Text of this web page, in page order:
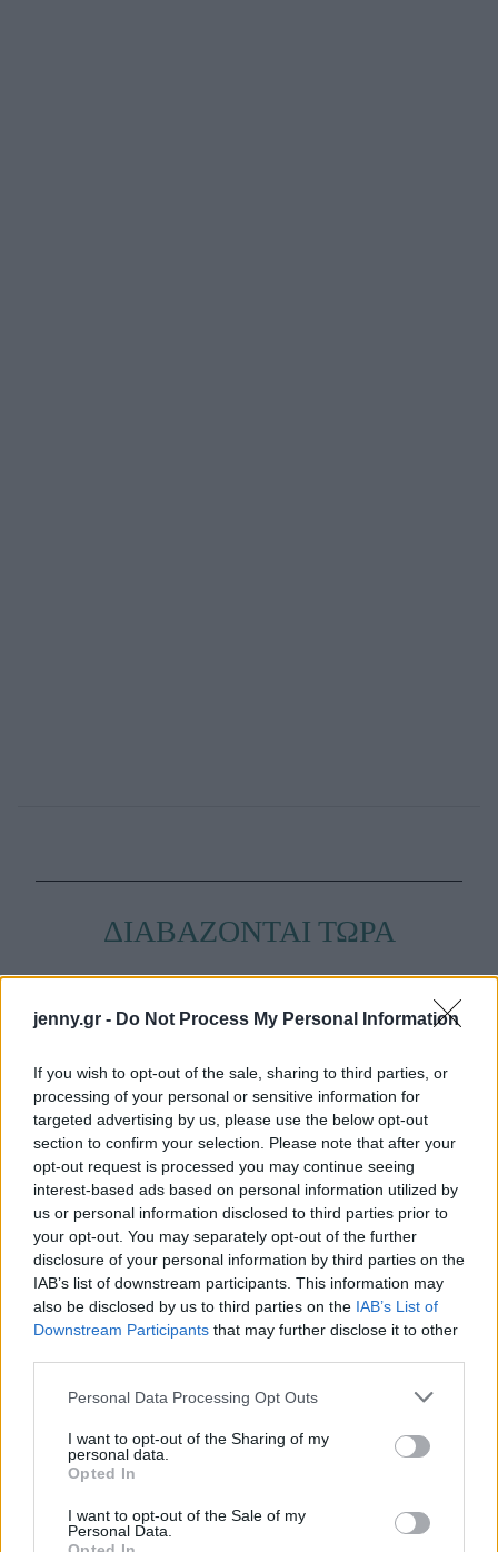
jenny.gr - Do Not Process My Personal Information
If you wish to opt-out of the sale, sharing to third parties, or
processing of your personal or sensitive information for
targeted advertising by us, please use the below opt-out
section to confirm your selection. Please note that after your
opt-out request is processed you may continue seeing
interest-based ads based on personal information utilized by
us or personal information disclosed to third parties prior to
your opt-out. You may separately opt-out of the further
disclosure of your personal information by third parties on the
IAB’s list of downstream participants. This information may
also be disclosed by us to third parties on the IAB’s List of
Downstream Participants that may further disclose it to other
Please note that this website/app uses one or more Google
not limited to your visit or usage behaviour. You may click to
grant or deny consent to Google and its third-party tags to
use your data for below specified purposes in below Google
consent section.
Personal Data Processing Opt Outs
I want to opt-out of the Sharing of my
personal data.
Opted In
I want to opt-out of the Sale of my
Personal Data.
ΔΙΑΒΑΖΟΝΤΑΙ ΤΩΡΑ
Οι μαμάκηδες του ζωδιακού: Αυτά τα ζώδια είναι
συνήθως κολλημένα στη μαμά τους
Τα 6 σημεία του σπιτιού που δεν χρειάζεται να
καθαρίζεις κάθε εβδομάδα
3-3-3 rule: Ο κανόνας που θα αλλάξει τον τρόπο
που ντύνεσαι
TAGS ΑΘΗΝΑ